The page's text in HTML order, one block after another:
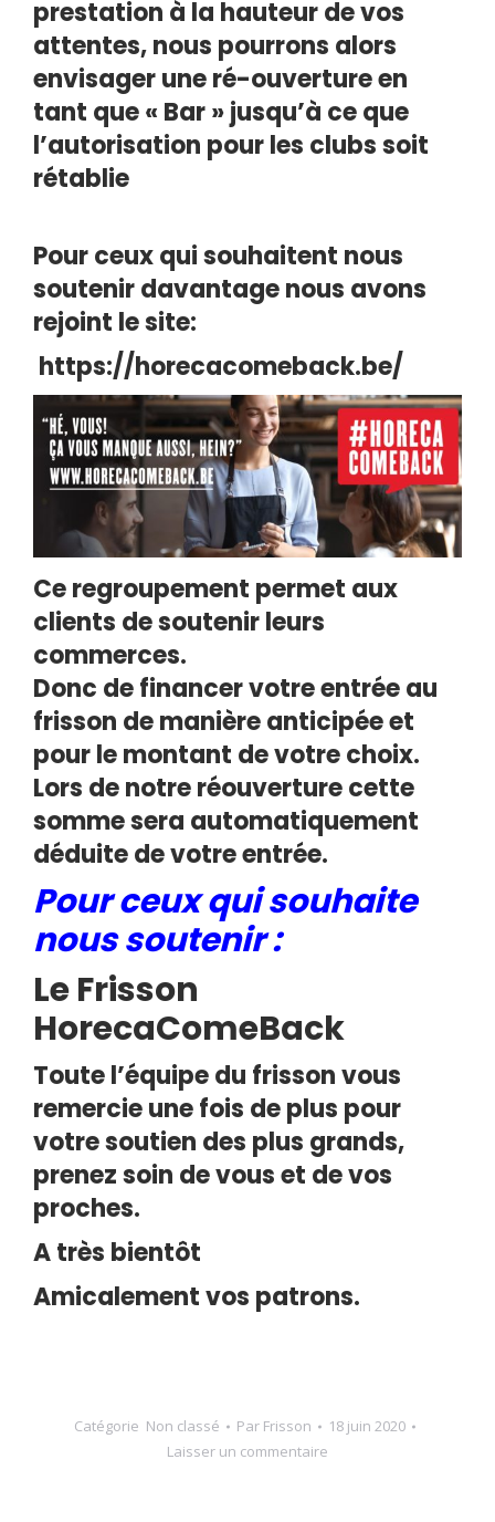
prestation à la hauteur de vos
attentes, nous pourrons alors
envisager une ré-ouverture en
tant que « Bar » jusqu’à ce que
l’autorisation pour les clubs soit
rétablie
Pour ceux qui souhaitent nous
soutenir davantage nous avons
rejoint le site:
https://horecacomeback.be/
Ce regroupement permet aux
clients de soutenir leurs
commerces.
Donc de financer votre entrée au
frisson de manière anticipée et
pour le montant de votre choix.
Lors de notre réouverture cette
somme sera automatiquement
déduite de votre entrée.
Pour ceux qui souhaite
nous soutenir :
Le Frisson
HorecaComeBack
Toute l’équipe du frisson vous
remercie une fois de plus pour
votre soutien des plus grands,
prenez soin de vous et de vos
proches.
A très bientôt
Amicalement vos patrons.
Catégorie Non classé Par Frisson
18 juin 2020
Laisser un commentaire